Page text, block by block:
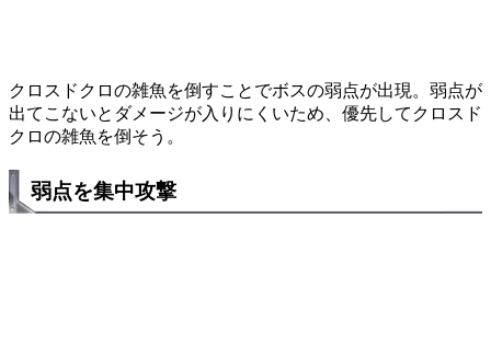
クロスドクロの雑魚を倒すことでボスの弱点が出現。弱点が
出てこないとダメージが入りにくいため、優先してクロスド
クロの雑魚を倒そう。
弱点を集中攻撃